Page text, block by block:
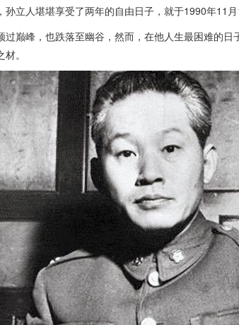
孙立人堪堪享受了两年的自由日子，就于1990年11月
过巅峰，也跌落至幽谷，然而，在他人生最困难的
。